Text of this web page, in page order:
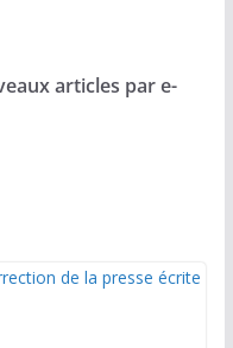
articles par e-